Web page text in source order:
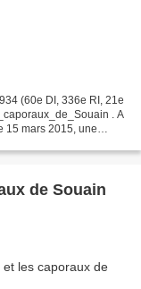
(60e DI, 336e RI, 21e
. A
15 mars 2015, une
de Souain